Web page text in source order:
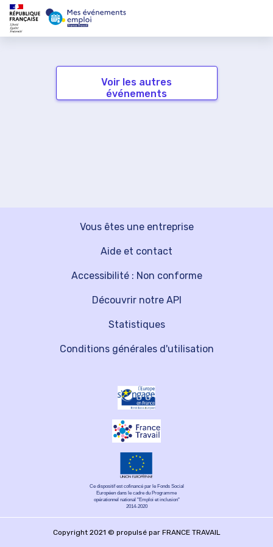
Voir les autres
événements
Vous êtes une entreprise
Découvrir notre API
Aide et contact
Statistiques
Accessibilité : Non conforme
Conditions générales d'utilisation
Ce dispositif est cofinancé par le Fonds Social
Européen dans le cadre du Programme
opérationnel national "Emploi et inclusion"
2014-2020
Copyright 2021 © propulsé par FRANCE TRAVAIL